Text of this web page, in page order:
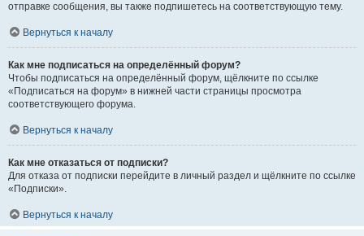
отправке сообщения, вы также подпишетесь на соответствующую тему.
Вернуться к началу
Как мне подписаться на определённый форум?
Чтобы подписаться на определённый форум, щёлкните по ссылке
«Подписаться на форум» в нижней части страницы просмотра
соответствующего форума.
Вернуться к началу
Как мне отказаться от подписки?
Для отказа от подписки перейдите в личный раздел и щёлкните по ссылке
«Подписки».
Вернуться к началу